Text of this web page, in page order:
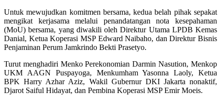
Untuk mewujudkan komitmen bersama, kedua belah pihak sepakat
mengikat kerjasama melalui penandatangan nota kesepahaman
(MoU) bersama, yang diwakili oleh Direktur Utama LPDB Kemas
Danial, Ketua Koperasi MSP Edward Naibaho, dan Direktur Bisnis
Penjaminan Perum Jamkrindo Bekti Prasetyo.
Turut menghadiri Menko Perekonomian Darmin Nasution, Menkop
UKM AAGN Puspayoga, Menkumham Yasonna Laoly, Ketua
BPK Harry Azhar Aziz, Wakil Gubernur DKI Jakarta nonaktif,
Djarot Saiful Hidayat, dan Pembina Koperasi MSP Emir Moeis.